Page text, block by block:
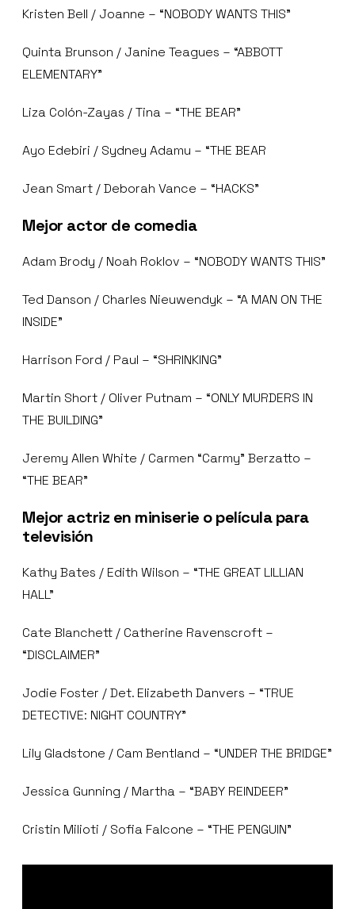
Kristen Bell / Joanne – “NOBODY WANTS THIS”
Quinta Brunson / Janine Teagues – “ABBOTT
ELEMENTARY”
Liza Colón-Zayas / Tina – “THE BEAR”
Ayo Edebiri / Sydney Adamu – “THE BEAR
Jean Smart / Deborah Vance – “HACKS”
Mejor actor de comedia
Adam Brody / Noah Roklov – “NOBODY WANTS THIS”
Ted Danson / Charles Nieuwendyk – “A MAN ON THE
INSIDE”
Harrison Ford / Paul – “SHRINKING”
Martin Short / Oliver Putnam – “ONLY MURDERS IN
THE BUILDING”
Jeremy Allen White / Carmen “Carmy” Berzatto –
“THE BEAR”
Mejor actriz en miniserie o película para
televisión
Kathy Bates / Edith Wilson – “THE GREAT LILLIAN
HALL”
Cate Blanchett / Catherine Ravenscroft –
“DISCLAIMER”
Jodie Foster / Det. Elizabeth Danvers – “TRUE
DETECTIVE: NIGHT COUNTRY”
Lily Gladstone / Cam Bentland – “UNDER THE BRIDGE”
Jessica Gunning / Martha – “BABY REINDEER”
Cristin Milioti / Sofia Falcone – “THE PENGUIN”